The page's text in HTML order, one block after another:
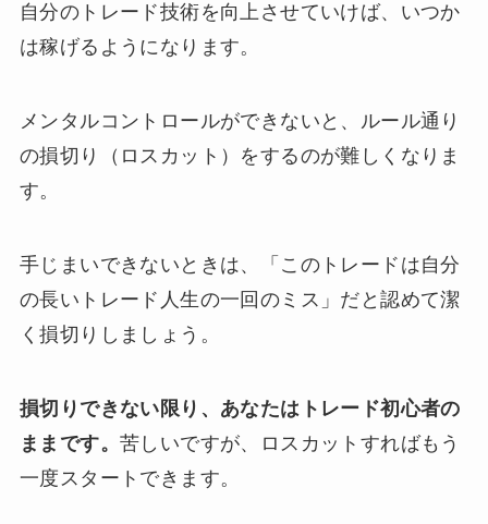
自分のトレード技術を向上させていけば、いつか
は稼げるようになります。
メンタルコントロールができないと、ルール通り
の損切り（ロスカット）をするのが難しくなりま
す。
手じまいできないときは、「このトレードは自分
の長いトレード人生の一回のミス」だと認めて潔
く損切りしましょう。
損切りできない限り、あなたはトレード初心者の
ままです。 苦しいですが、ロスカットすればもう
一度スタートできます。